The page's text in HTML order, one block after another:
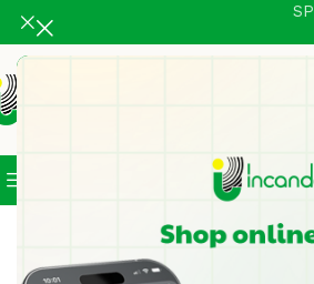
In
Illuminazione Interni